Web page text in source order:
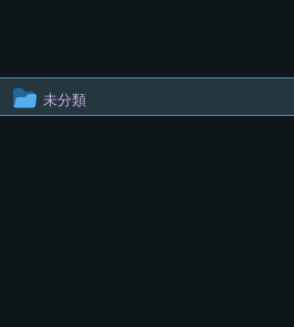
投
未分類